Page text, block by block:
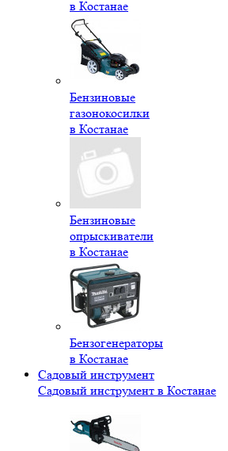
в Костанае
Бензиновые
газонокосилки
в Костанае
Бензиновые
опрыскиватели
в Костанае
Бензогенераторы
в Костанае
Садовый инструмент
Садовый инструмент в Костанае